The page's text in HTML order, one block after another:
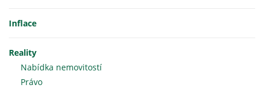
Inflace
Reality
Nabídka nemovitostí
Právo